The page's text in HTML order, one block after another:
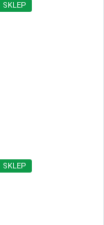
SKLEP
SKLEP